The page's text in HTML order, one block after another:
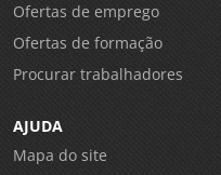
Ofertas de emprego
Ofertas de formação
Procurar trabalhadores
AJUDA
Mapa do site